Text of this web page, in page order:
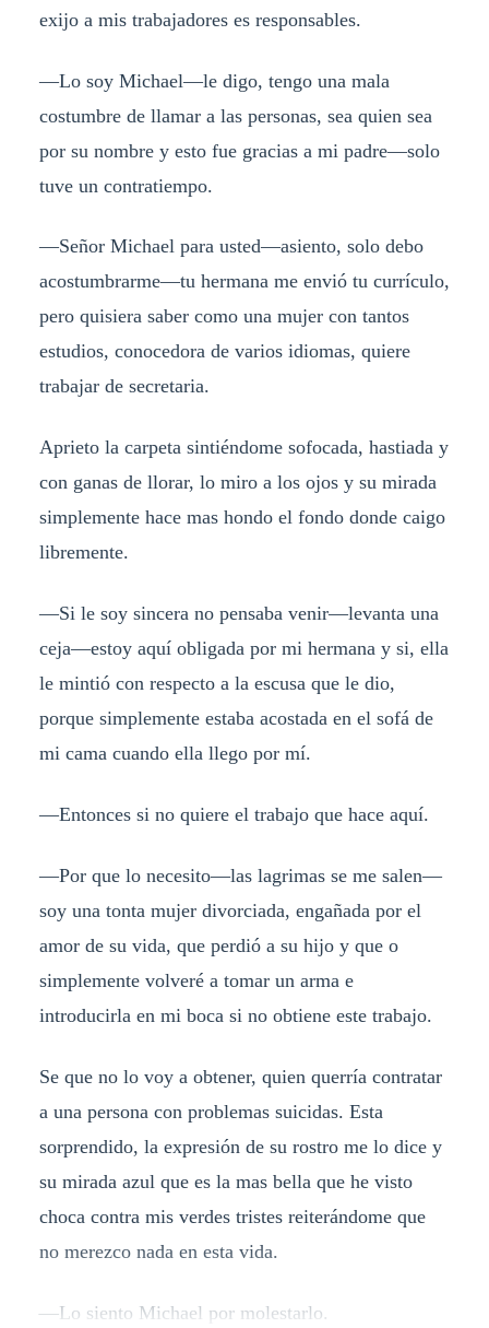
exijo a mis trabajadores es responsables.
—Lo soy Michael—le digo, tengo una mala
costumbre de llamar a las personas, sea quien sea
por su nombre y esto fue gracias a mi padre—solo
tuve un contratiempo.
—Señor Michael para usted—asiento, solo debo
acostumbrarme—tu hermana me envió tu currículo,
pero quisiera saber como una mujer con tantos
estudios, conocedora de varios idiomas, quiere
trabajar de secretaria.
Aprieto la carpeta sintiéndome sofocada, hastiada y
con ganas de llorar, lo miro a los ojos y su mirada
simplemente hace mas hondo el fondo donde caigo
libremente.
—Si le soy sincera no pensaba venir—levanta una
ceja—estoy aquí obligada por mi hermana y si, ella
le mintió con respecto a la escusa que le dio,
porque simplemente estaba acostada en el sofá de
mi cama cuando ella llego por mí.
—Entonces si no quiere el trabajo que hace aquí.
—Por que lo necesito—las lagrimas se me salen—
soy una tonta mujer divorciada, engañada por el
amor de su vida, que perdió a su hijo y que o
simplemente volveré a tomar un arma e
introducirla en mi boca si no obtiene este trabajo.
Se que no lo voy a obtener, quien querría contratar
a una persona con problemas suicidas. Esta
sorprendido, la expresión de su rostro me lo dice y
su mirada azul que es la mas bella que he visto
choca contra mis verdes tristes reiterándome que
no merezco nada en esta vida.
—Lo siento Michael por molestarlo.